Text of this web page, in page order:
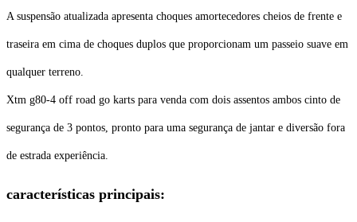
A suspensão atualizada apresenta choques amortecedores cheios de frente e
traseira em cima de choques duplos que proporcionam um passeio suave em
qualquer terreno.
Xtm g80-4 off road go karts para venda com dois assentos ambos cinto de
segurança de 3 pontos, pronto para uma segurança de jantar e diversão fora
de estrada experiência.
características principais: